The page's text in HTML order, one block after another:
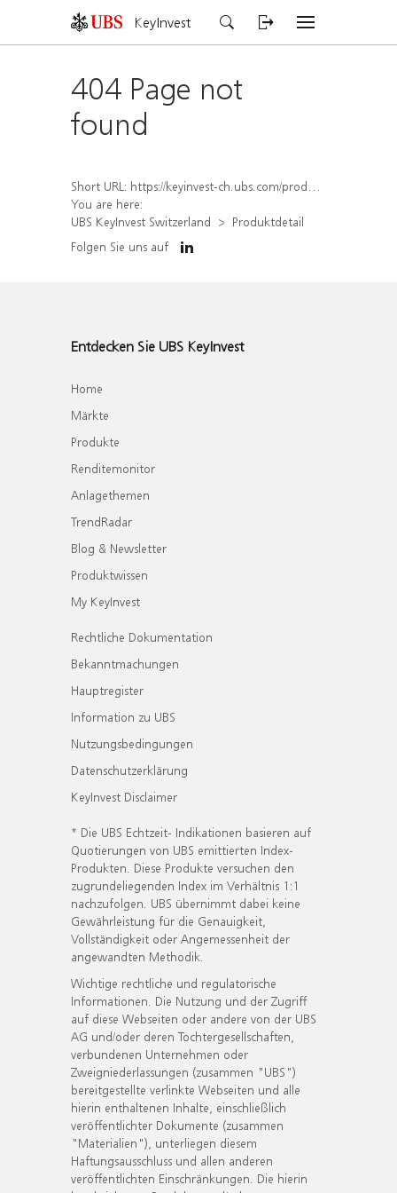
KeyInvest
404 Page not
found
Short URL: https://keyinvest-ch.ubs.com/produkt/detail/index/isin/CH1572314602
You are here:
UBS KeyInvest Switzerland
Produktdetail
Folgen Sie uns auf
Entdecken Sie UBS KeyInvest
Home
Märkte
Produkte
Renditemonitor
Anlagethemen
TrendRadar
Blog & Newsletter
Produktwissen
My KeyInvest
Rechtliche Dokumentation
Bekanntmachungen
Hauptregister
Information zu UBS
Nutzungsbedingungen
Datenschutzerklärung
KeyInvest Disclaimer
* Die UBS Echtzeit- Indikationen basieren auf
Quotierungen von UBS emittierten Index-
Produkten. Diese Produkte versuchen den
zugrundeliegenden Index im Verhältnis 1:1
nachzufolgen. UBS übernimmt dabei keine
Gewährleistung für die Genauigkeit,
Vollständigkeit oder Angemessenheit der
angewandten Methodik.
Wichtige rechtliche und regulatorische
Informationen. Die Nutzung und der Zugriff
auf diese Webseiten oder andere von der UBS
AG und/oder deren Tochtergesellschaften,
verbundenen Unternehmen oder
Zweigniederlassungen (zusammen "UBS")
bereitgestellte verlinkte Webseiten und alle
hierin enthaltenen Inhalte, einschließlich
veröffentlichter Dokumente (zusammen
"Materialien"), unterliegen diesem
Haftungsausschluss und allen anderen
veröffentlichten Einschränkungen. Die hierin